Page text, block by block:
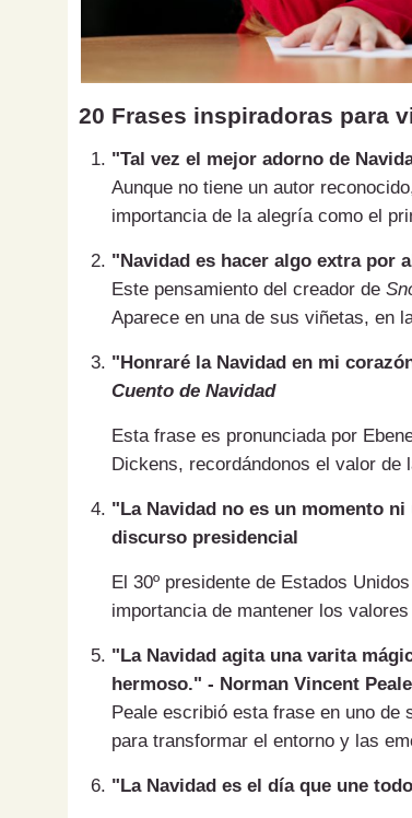
20 Frases inspiradoras para
"Tal vez el mejor adorno de
Aunque no tiene un autor
importancia de la alegría como el
"Navidad es hacer algo extra por
Este pensamiento del creador de
Aparece en una de sus viñetas, en
"Honraré la Navidad en mi
Cuento de Navidad
Esta frase es pronunciada por
Dickens, recordándonos el valor de
"La Navidad no es un momento
discurso presidencial
El 30º presidente de Estados
importancia de mantener los
"La Navidad agita una varita
hermoso." - Norman Vincent
Peale escribió esta frase en uno de
para transformar el entorno y las
"La Navidad es el día que une